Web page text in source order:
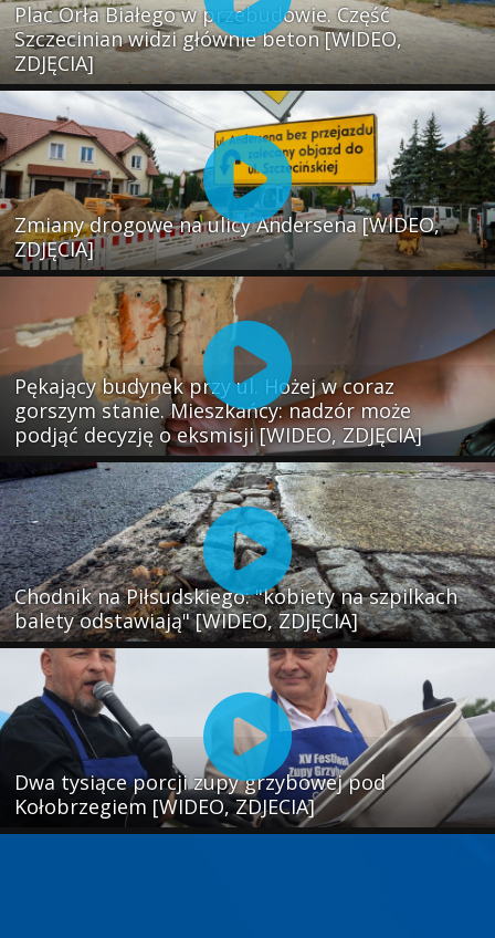
Plac Orła Białego w przebudowie. Część
Szczecinian widzi głównie beton [WIDEO,
ZDJĘCIA]
Zmiany drogowe na ulicy Andersena [WIDEO,
ZDJĘCIA]
Pękający budynek przy ul. Hożej w coraz
gorszym stanie. Mieszkańcy: nadzór może
podjąć decyzję o eksmisji [WIDEO, ZDJĘCIA]
Chodnik na Piłsudskiego: "kobiety na szpilkach
balety odstawiają" [WIDEO, ZDJĘCIA]
Dwa tysiące porcji zupy grzybowej pod
Kołobrzegiem [WIDEO, ZDJECIA]